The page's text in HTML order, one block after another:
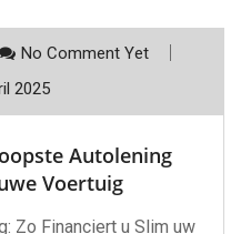
No Comment Yet
2025
Autolening
Voertuig
Zo Financiert u Slim uw